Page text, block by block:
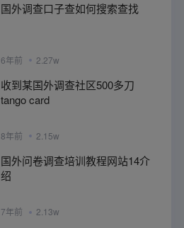
国外调查口子查如何搜索查找
6年前 2.27w
收到某国外调查社区500多刀
tango card
8年前 2.15w
国外问卷调查培训教程网站14介
绍
7年前 2.13w